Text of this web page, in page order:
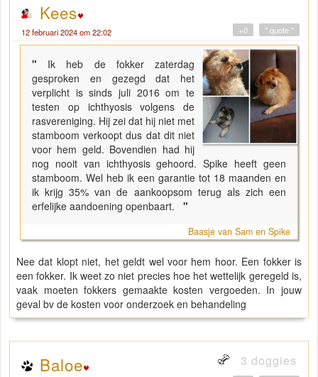
Kees
12 februari 2024 om 22:02 " quote "
+0
" Ik heb de fokker zaterdag
gesproken en gezegd dat het
verplicht is sinds juli 2016 om te
testen op ichthyosis volgens de
rasvereniging. Hij zei dat hij niet met
stamboom verkoopt dus dat dit niet
voor hem geld. Bovendien had hij
nog nooit van ichthyosis gehoord. Spike heeft geen
stamboom. Wel heb ik een garantie tot 18 maanden en
ik krijg 35% van de aankoopsom terug als zich een
erfelijke aandoening openbaart.
"
Baasje van Sam en Spike
Nee dat klopt niet, het geldt wel voor hem hoor. Een fokker is
een fokker. Ik weet zo niet precies hoe het wettelijk geregeld is,
vaak moeten fokkers gemaakte kosten vergoeden. In jouw
geval bv de kosten voor onderzoek en behandeling
Baloe 3 doggies